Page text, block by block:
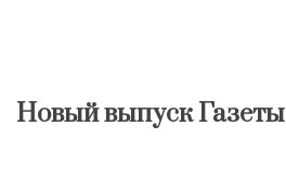
Новый выпуск Газеты